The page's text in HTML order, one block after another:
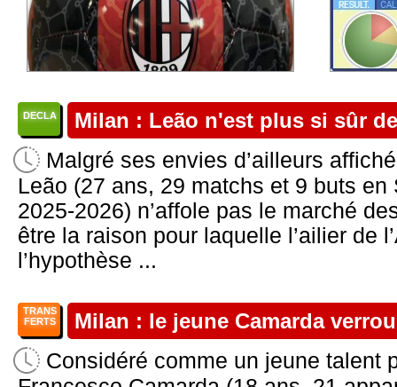
DECLA Milan : Leão n'est plus si sûr
Malgré ses envies d’ailleurs
Leão (27 ans, 29 matchs et 9 buts
2025-2026) n’affole pas le marché
être la raison pour laquelle l’ailier de
l’hypothèse ...
TRANS
FERTS
Milan : le jeune Camarda
Considéré comme un jeune talent